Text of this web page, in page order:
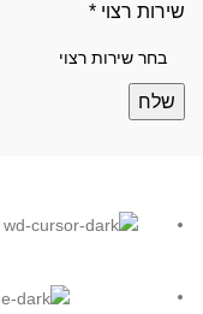
שירות רצוי *
שלח